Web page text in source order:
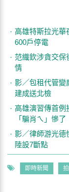
高雄特斯拉光
600戶停電
范織欽涉貪交保
情
影／包租代管變
建成送北檢
高雄演習傳首
「騙肖ㄟ」慘了
影／律師游光德
陸設7斷點
即時新聞